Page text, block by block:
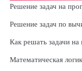
Решение задач на
Решение задач по
Как решать задачи на
Математическая